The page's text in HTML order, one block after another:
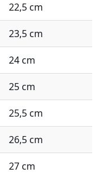
22,5 cm
23,5 cm
24 cm
25 cm
25,5 cm
26,5 cm
27 cm